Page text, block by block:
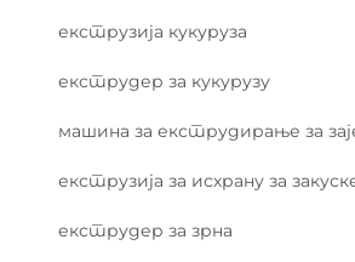
екструзија кукуруза
екструдер за кукурузу
машина за екструдирање за
екструзија за исхрану за
екструдер за зрна